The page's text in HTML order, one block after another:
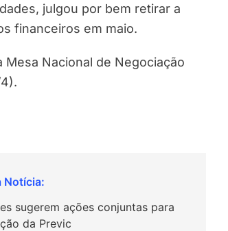
julgou por bem retirar a
financeiros em maio.
Nacional de Negociação
sugerem ações conjuntas para
da Previc